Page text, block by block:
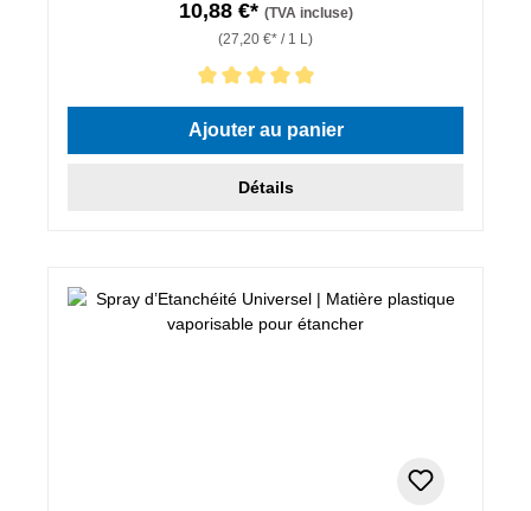
10,88 €* (TVA incluse)
(27,20 €* / 1 L)
Note moyenne de 5 sur 5 étoiles
Ajouter au panier
Détails